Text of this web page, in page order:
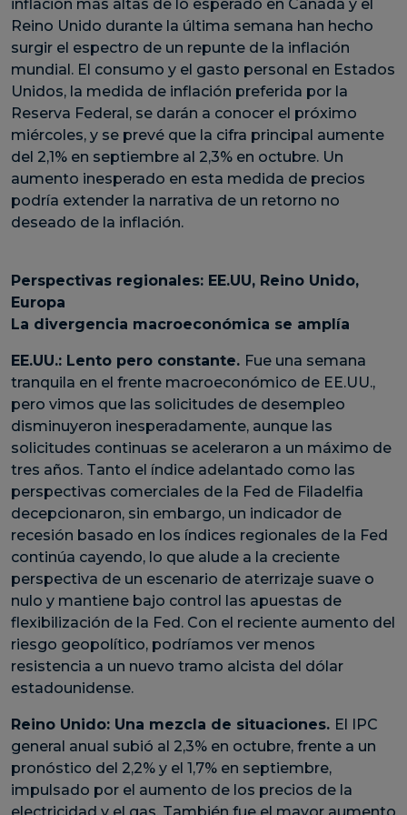
inflación más altas de lo esperado en Canadá y el
Reino Unido durante la última semana han hecho
surgir el espectro de un repunte de la inflación
mundial. El consumo y el gasto personal en Estados
Unidos, la medida de inflación preferida por la
Reserva Federal, se darán a conocer el próximo
miércoles, y se prevé que la cifra principal aumente
del 2,1% en septiembre al 2,3% en octubre. Un
aumento inesperado en esta medida de precios
podría extender la narrativa de un retorno no
deseado de la inflación.
Perspectivas regionales: EE.UU, Reino Unido,
Europa
La divergencia macroeconómica se amplía
EE.UU.: Lento pero constante. Fue una semana
tranquila en el frente macroeconómico de EE.UU.,
pero vimos que las solicitudes de desempleo
disminuyeron inesperadamente, aunque las
solicitudes continuas se aceleraron a un máximo de
tres años. Tanto el índice adelantado como las
perspectivas comerciales de la Fed de Filadelfia
decepcionaron, sin embargo, un indicador de
recesión basado en los índices regionales de la Fed
continúa cayendo, lo que alude a la creciente
perspectiva de un escenario de aterrizaje suave o
nulo y mantiene bajo control las apuestas de
flexibilización de la Fed. Con el reciente aumento del
riesgo geopolítico, podríamos ver menos
resistencia a un nuevo tramo alcista del dólar
estadounidense.
Reino Unido: Una mezcla de situaciones. El IPC
general anual subió al 2,3% en octubre, frente a un
pronóstico del 2,2% y el 1,7% en septiembre,
impulsado por el aumento de los precios de la